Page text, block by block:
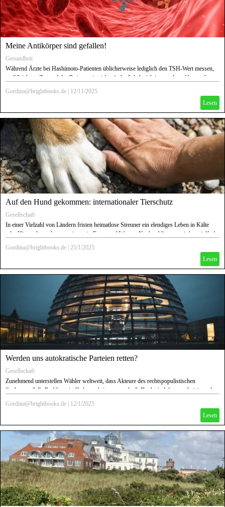
Meine Antikörper sind gefallen!
Gesundheit
Während Ärzte bei Hashimoto-Patienten üblicherweise lediglich den TSH-Wert messen,
weil "sich am Zustand des Patienten ja nichts ändert", habe ich immer darauf bestanden,
AK (TAK) und TSH-Rezeptor-AK (TRAK ) mit zu erheben. Die Antikörper sind von
einer Messung zur anderen massiv gefallen, haben sich teilweise etwas verschoben und
wurden in einer erneuten Messung auf diesem niedrigen Level bestätigt.
Gordina@brightbooks.de
12/11/2025
Lesen
Auf den Hund gekommen: internationaler Tierschutz
Gesellschaft
In einer Vielzahl von Ländern fristen heimatlose Streuner ein elendiges Leben in Kälte
oder Hitze, ohne oder nur mit wenig Futter und Wasser. Noch schlimmer wird es vielfach,
eingeliefert werden, denn auch auch hier spielt Geld die wichtigste Rolle. Und dann gibt
Gordina@brightbooks.de 25/1/2025
Lesen
Werden uns autokratische Parteien retten?
Gesellschaft
Zunehmend unterstellen Wähler weltweit, dass Akteure des rechtspopulistischen
Spektrums "alle Probleme in Ordnung bringen werden". Doch sind deren polarisierende
Gordina@brightbooks.de
12/1/2025
Lesen